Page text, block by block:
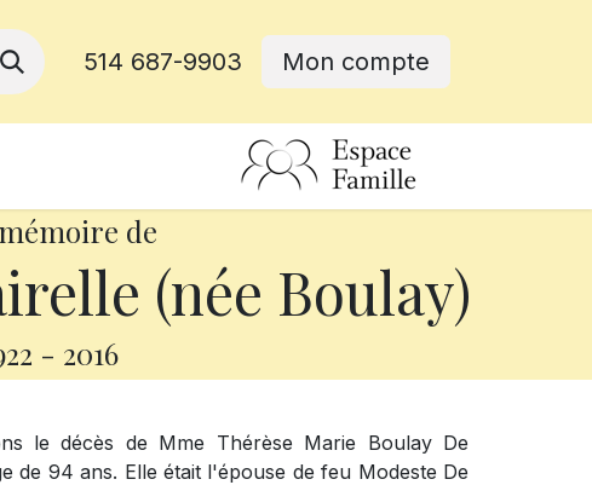
514 687-9903 Mon compte
de
(née Boulay)
- 2016
le décès de Mme Thérèse Marie Boulay De
de 94 ans. Elle était l'épouse de feu Modeste De